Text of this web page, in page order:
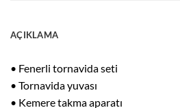
AÇIKLAMA
• Fenerli tornavida seti
• Tornavida yuvası
• Kemere takma aparatı